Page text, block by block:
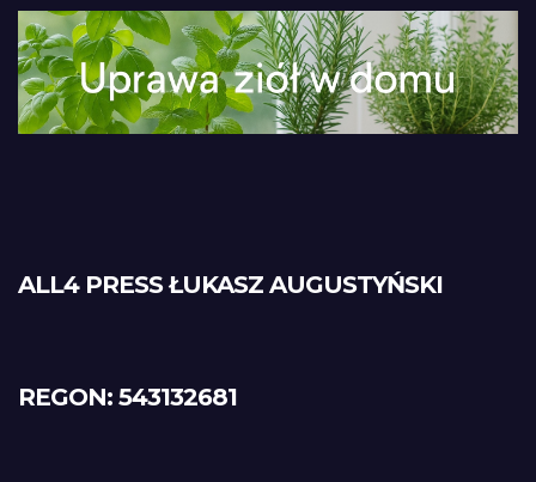
ALL4 PRESS ŁUKASZ AUGUSTYŃSKI
REGON: 543132681